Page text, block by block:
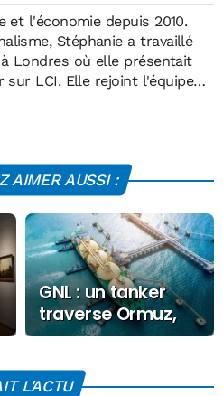
et l'économie depuis 2010.
Stéphanie a travaillé
Londres où elle présentait
LCI. Elle rejoint l'équipe
où elle écrit sur des sujets
les technologies,
AIMER AUSSI :
GNL : un tanker
traverse Ormuz,
une première
la guerre
L'ACTU